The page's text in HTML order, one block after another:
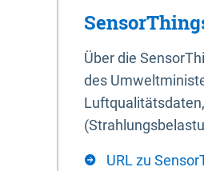
Über die
des
URL zu